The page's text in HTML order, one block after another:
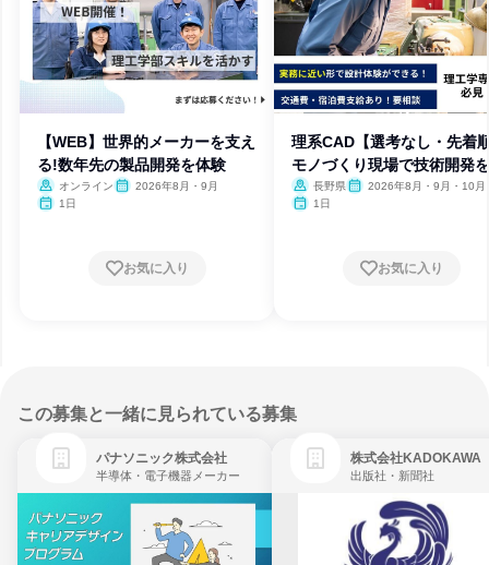
【WEB】世界的メーカーを支え
る!数年先の製品開発を体験
オンライン
2026年8月・9月
1日
お気に入り
理系CAD【選考なし・先着
モノづくり現場で技術開発
感 長野県
2026年8月・9月・10月
1日
お気に入り
この募集と一緒に見られている募集
パナソニック株式会社
半導体・電子機器メーカー
株式会社KADOKAWA
出版社・新聞社